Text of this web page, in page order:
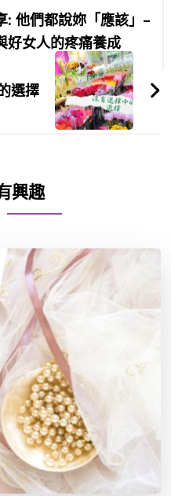
: 他們都說妳「應該」–
好女人的疼痛養成
選擇
興趣